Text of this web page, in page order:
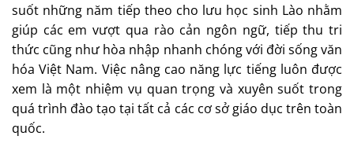
suốt những năm tiếp theo cho lưu học sinh Lào nhằm
giúp các em vượt qua rào cản ngôn ngữ, tiếp thu tri
thức cũng như hòa nhập nhanh chóng với đời sống văn
hóa Việt Nam. Việc nâng cao năng lực tiếng luôn được
xem là một nhiệm vụ quan trọng và xuyên suốt trong
quá trình đào tạo tại tất cả các cơ sở giáo dục trên toàn
quốc.